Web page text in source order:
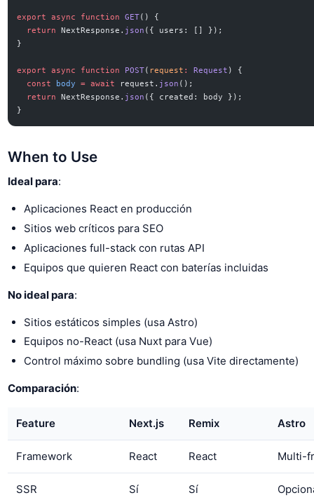
export async function GET() {
  return
NextResponse. json ({ users: [] });
}
export async function POST( request : Request ) {
  const
body = await request. json ();
  return
NextResponse. json ({ created: body });
}
When to Use
Ideal para:
Aplicaciones React en producción
Sitios web críticos para SEO
Aplicaciones full-stack con rutas API
Equipos que quieren React con baterías incluidas
No ideal para:
Sitios estáticos simples (usa Astro)
Equipos no-React (usa Nuxt para Vue)
Control máximo sobre bundling (usa Vite directamente)
Comparación:
Feature Next.js Remix Astro
Framework React React Multi-
SSR Sí Sí